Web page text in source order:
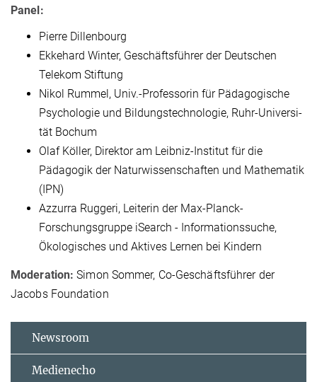
Panel:
Pierre Dillenbourg
Ekkehard Winter, Geschäftsführer der Deutschen
Telekom Stiftung
Nikol Rummel, Univ.-Professorin für Pädagogische
Psychologie und Bildungstechnologie, Ruhr-Uni­ver­si­
tät Bo­chum
Olaf Köller, Direktor am Leibniz-Institut für die
Pädagogik der Naturwissenschaften und Mathematik
(IPN)
Azzurra Ruggeri, Leiterin der Max-Planck-
Forschungsgruppe iSearch - Informationssuche,
Ökologisches und Aktives Lernen bei Kindern
Moderation: Simon Sommer, Co-Geschäftsführer der
Jacobs Foundation
Newsroom
Medienecho